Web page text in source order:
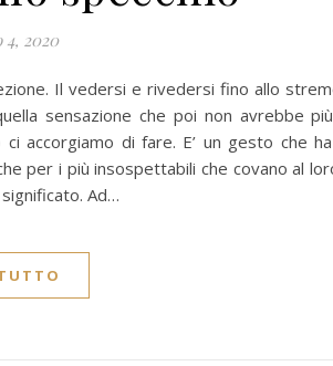
4, 2020
Il vedersi e rivedersi fino allo
sensazione che poi non avrebbe
accorgiamo di fare. E’ un gesto che
per i più insospettabili che covano al
Ad…